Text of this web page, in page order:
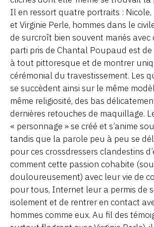
Il en ressort quatre portraits : Nicole,
et Virginie Perle, hommes dans le
de surcroît bien souvent mariés avec
parti pris de Chantal Poupaud est
à tout pittoresque et de montrer
cérémonial du travestissement. Les
se succèdent ainsi sur le même
même religiosité, des bas
dernières retouches de maquillage.
« personnage » se créé et s’anime
tandis que la parole peu à peu se
pour ces crossdressers clandestins
comment cette passion cohabite
douloureusement) avec leur vie de
pour tous, Internet leur a permis de
isolement et de rentrer en contact
hommes comme eux. Au fil des